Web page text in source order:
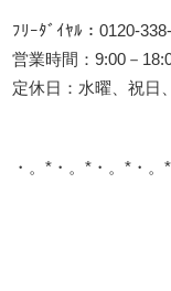
ﾌﾘｰﾀﾞｲﾔﾙ：0120-
営業時間：9:00－
定休日：水曜、祝日
・。*・。*・。*・